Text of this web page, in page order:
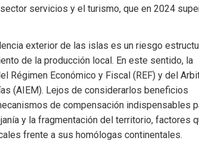
servicios y el turismo, que en 2024
exterior de las islas es un riesgo
de la producción local. En este sentido, la
Régimen Económico y Fiscal (REF) y del
(AIEM). Lejos de considerarlos beneficios
de compensación indispensables
y la fragmentación del territorio, factores
frente a sus homólogas continentales.